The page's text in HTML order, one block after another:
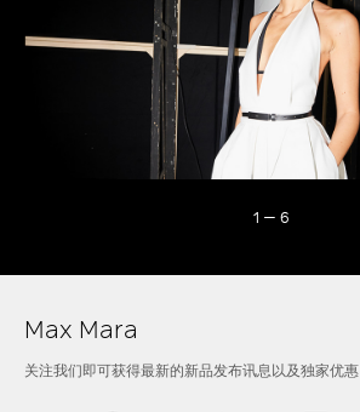
1 — 6
Max Mara
关注我们即可获得最新的新品发布讯息以及独家优惠